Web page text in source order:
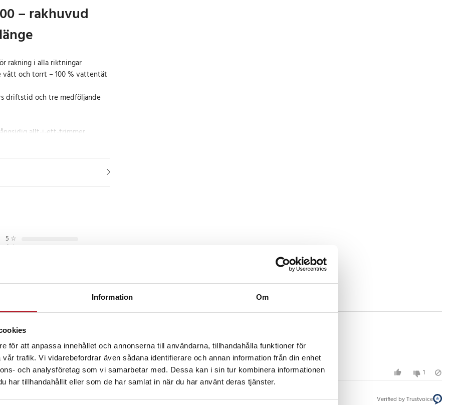
Information Om
för att anpassa innehållet och annonserna till användarna, tillhandahålla funktioner för
trafik. Vi vidarebefordrar även sådana identifierare och annan information från din enhet
och analysföretag som vi samarbetar med. Dessa kan i sin tur kombinera informationen
har tillhandahållit eller som de har samlat in när du har använt deras tjänster.
– rakhuvud
rakning i alla riktningar
vått och torrt – 100 % vattentät
driftstid och tre medföljande
allt-i-ett-trimmer
trimning och styling
flexibla 4D-bladet rör sig i flera
sig smidigt efter ansiktets
jämnt resultat utan
för skägg eller kroppshår,
gör att du kan använda
vid handfatet – med eller
utformat för att hålla upp till 6
bytas ut, och det
ger upp till 45 minuters
laddning.
och effektivt
och precisa prestanda är
verktyg för både daglig
5 ☆
4 ☆
sedan
skär inte som förväntat.
• Visa original 1
Verified by Trustvoice